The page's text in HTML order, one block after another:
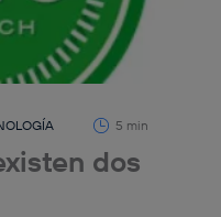
5 min
dos